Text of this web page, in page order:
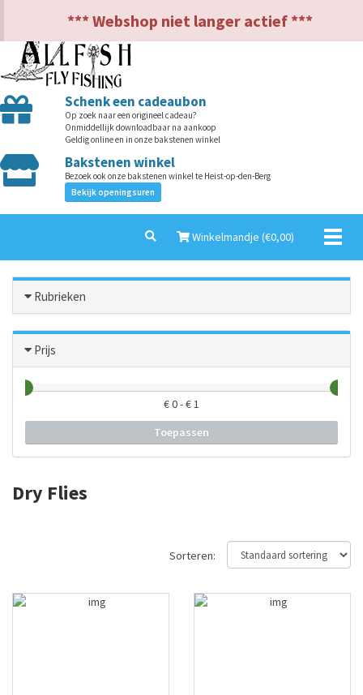
*** Webshop niet langer actief ***
Schenk een cadeaubon
Op zoek naar een origineel cadeau?
Onmiddellijk downloadbaar na aankoop
Geldig online en in onze bakstenen winkel
Bakstenen winkel
Bezoek ook onze bakstenen winkel te Heist-op-den-Berg
Bekijk openingsuren
Winkelmandje (€0,00)
Rubrieken
Prijs
€0- €1
Toepassen
Dry Flies
Sorteren: